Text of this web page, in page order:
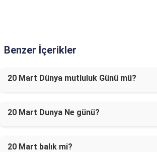
Benzer İçerikler
20 Mart Dünya mutluluk Günü mü?
20 Mart Dunya Ne günü?
20 Mart balık mi?